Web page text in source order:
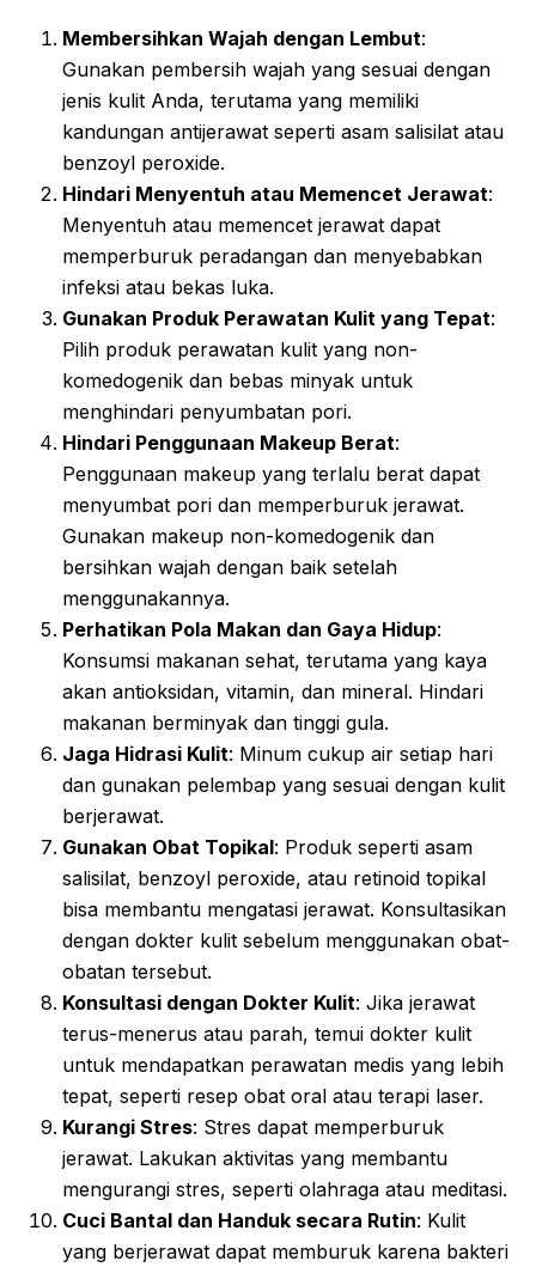
Membersihkan Wajah dengan Lembut:
Gunakan pembersih wajah yang sesuai dengan
jenis kulit Anda, terutama yang memiliki
kandungan antijerawat seperti asam salisilat atau
benzoyl peroxide.
Hindari Menyentuh atau Memencet Jerawat:
Menyentuh atau memencet jerawat dapat
memperburuk peradangan dan menyebabkan
infeksi atau bekas luka.
Gunakan Produk Perawatan Kulit yang Tepat:
Pilih produk perawatan kulit yang non-
komedogenik dan bebas minyak untuk
menghindari penyumbatan pori.
Hindari Penggunaan Makeup Berat:
Penggunaan makeup yang terlalu berat dapat
menyumbat pori dan memperburuk jerawat.
Gunakan makeup non-komedogenik dan
bersihkan wajah dengan baik setelah
menggunakannya.
Perhatikan Pola Makan dan Gaya Hidup:
Konsumsi makanan sehat, terutama yang kaya
akan antioksidan, vitamin, dan mineral. Hindari
makanan berminyak dan tinggi gula.
Jaga Hidrasi Kulit: Minum cukup air setiap hari
dan gunakan pelembap yang sesuai dengan kulit
berjerawat.
Gunakan Obat Topikal: Produk seperti asam
salisilat, benzoyl peroxide, atau retinoid topikal
bisa membantu mengatasi jerawat. Konsultasikan
dengan dokter kulit sebelum menggunakan obat-
obatan tersebut.
Konsultasi dengan Dokter Kulit: Jika jerawat
terus-menerus atau parah, temui dokter kulit
untuk mendapatkan perawatan medis yang lebih
tepat, seperti resep obat oral atau terapi laser.
Kurangi Stres: Stres dapat memperburuk
jerawat. Lakukan aktivitas yang membantu
mengurangi stres, seperti olahraga atau meditasi.
Cuci Bantal dan Handuk secara Rutin: Kulit
yang berjerawat dapat memburuk karena bakteri